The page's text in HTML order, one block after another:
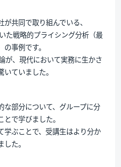
共同で取り組んでいる、
た戦略的プライシング分析（最
事例です。
が、現代において実務に生かさ
ていました。
な部分について、グループに分
で学びました。
学ぶことで、受講生はより分か
た。